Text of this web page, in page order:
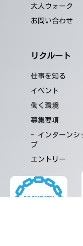
的に定め
ご質間
当社に
＜個人
び苦情
株式会
山口市
電話番号
大人ウォーク
お問い合わせ
リクルート
仕事を知る
イベント
働く環境
募集要項
- インターンシ
プ
エントリー